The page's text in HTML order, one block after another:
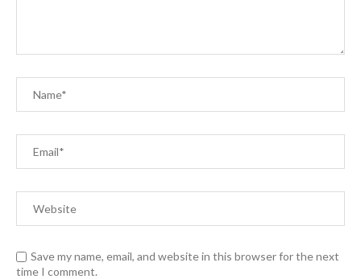
Save my name, email, and website in this browser for the next
time I comment.